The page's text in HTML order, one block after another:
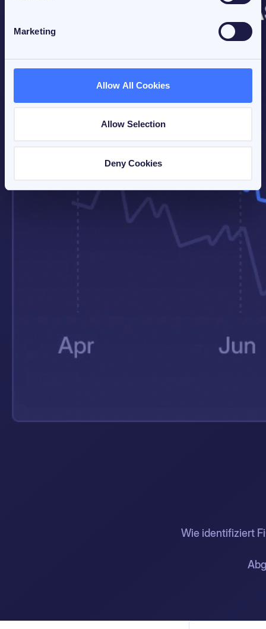
Marketing
Allow All Cookies
Allow Selection
Deny Cookies
Wie identifiziert